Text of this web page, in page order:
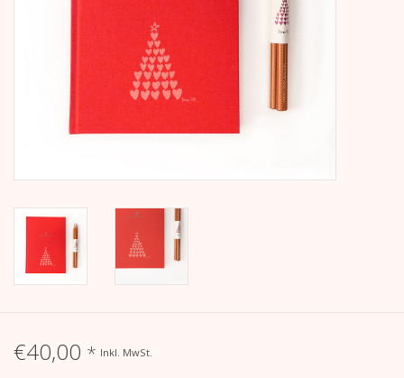
Weihnachten
Geschenke
Bücher
Kera Till X THERESIENTHAL
€40,00 * Inkl. MwSt.